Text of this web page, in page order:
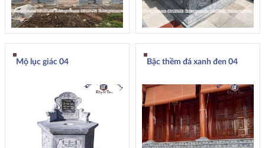
Mộ lục giác 04 Bậc thềm đá xanh đen 04